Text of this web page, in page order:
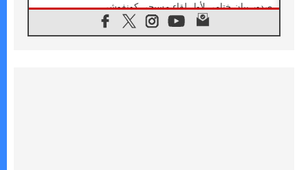
صدور بيان ختامي لأول لقاء مسيحي كونفوشي
بمشاركة الدائرة الفاتيكانية للحوار بين الأديان
07.08.2026